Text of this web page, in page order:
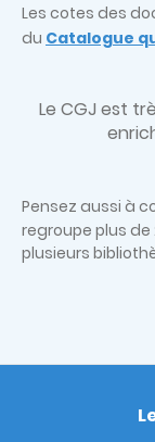
Les cotes des
du Catalogue
Le CGJ est
Pensez aussi à
regroupe plus
plusieurs